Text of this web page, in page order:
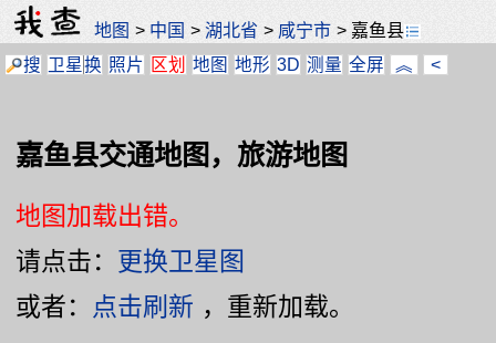
地图 > 中国 >湖北省 > 咸宁市 > 嘉鱼县
搜 卫星换 照片 区划 地图 地形 3D 测量 全屏 ︽ <
嘉鱼县交通地图，旅游地图
地图加载出错。
请点击： 更换卫星图
或者： 点击刷新 ，重新加载。